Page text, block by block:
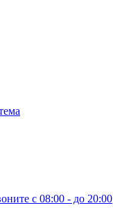
с 08:00 - до 20:00